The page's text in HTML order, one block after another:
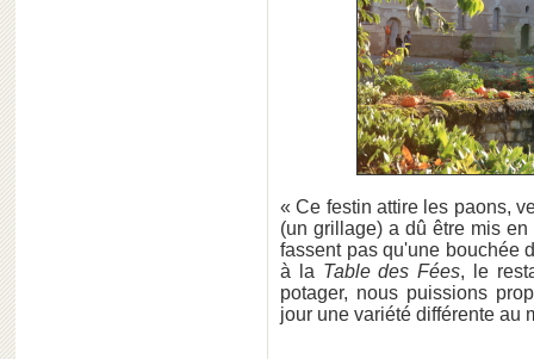
« Ce festin attire les paons,
(un grillage) a dû être mis
fassent pas qu'une bouchée
à la Table des Fées, le
potager, nous puissions
jour une variété différente au